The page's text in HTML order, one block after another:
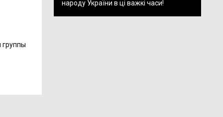
народу України в ці важкі часи!